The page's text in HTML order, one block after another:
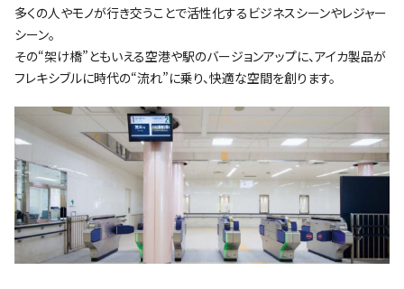
多くの人やモノが行き交うことで活性化するビジネスシーンやレジャー
シーン。
その“架け橋”ともいえる空港や駅のバージョンアップに、アイカ製品が
フレキシブルに時代の“流れ”に乗り、快適な空間を創ります。